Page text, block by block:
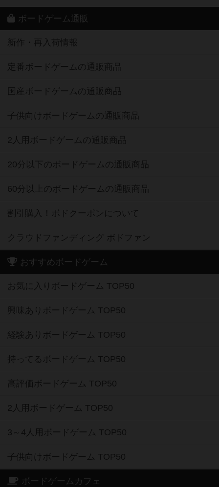
ボードゲーム通販
新作・再入荷情報
定番ボードゲームの通販商品
国産ボードゲームの通販商品
子供向けボードゲームの通販商品
2人用ボードゲームの通販商品
20分以下のボードゲームの通販商品
60分以上のボードゲームの通販商品
割引購入！ボドクーポンについて
クラウドファンディング ボドファン
おすすめボードゲーム
お気に入りボードゲーム TOP50
興味ありボードゲーム TOP50
経験ありボードゲーム TOP50
持ってるボードゲーム TOP50
高評価ボードゲーム TOP50
2人用ボードゲーム TOP50
3～4人用ボードゲーム TOP50
子供向けボードゲーム TOP50
ボードゲームカフェ